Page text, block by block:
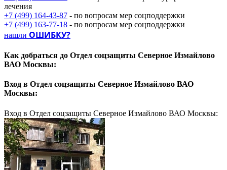
лечения
+7 (499) 164-43-87 - по вопросам мер соцподдержки
+7 (499) 163-77-18 - по вопросам мер соцподдержки
нашли ОШИБКУ?
Как добраться до Отдел соцзащиты Северное Измайлово
ВАО Москвы:
Вход в Отдел соцзащиты Северное Измайлово ВАО
Москвы:
Вход в Отдел соцзащиты Северное Измайлово ВАО Москвы: